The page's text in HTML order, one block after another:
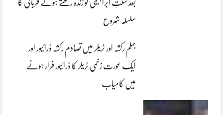
بعد سنتِ ابراہیمی کو زندہ رکھتے ہوئے قربانی کا
سلسلہ شروع
جہلم رکشہ اور ٹریلر میں تصادم رکشہ ڈرائیور اور
ایک عورت زخمی ٹریلر کا ڈرائیور فرار ہونے
میں کامیاب